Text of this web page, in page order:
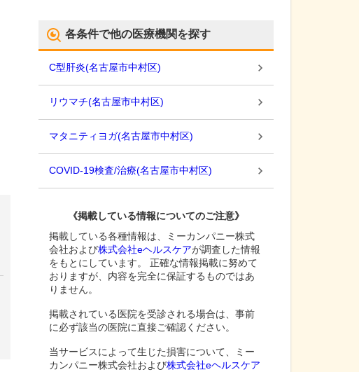
各条件で他の医療機関を探す
C型肝炎(名古屋市中村区)
リウマチ(名古屋市中村区)
マタニティヨガ(名古屋市中村区)
COVID-19検査/治療(名古屋市中村区)
《掲載している情報についてのご注意》
掲載している各種情報は、ミーカンパニー株式
会社および株式会社eヘルスケアが調査した情報
をもとにしています。 正確な情報掲載に努めて
おりますが、内容を完全に保証するものではあ
りません。
掲載されている医院を受診される場合は、事前
に必ず該当の医院に直接ご確認ください。
当サービスによって生じた損害について、ミー
カンパニー株式会社および株式会社eヘルスケア